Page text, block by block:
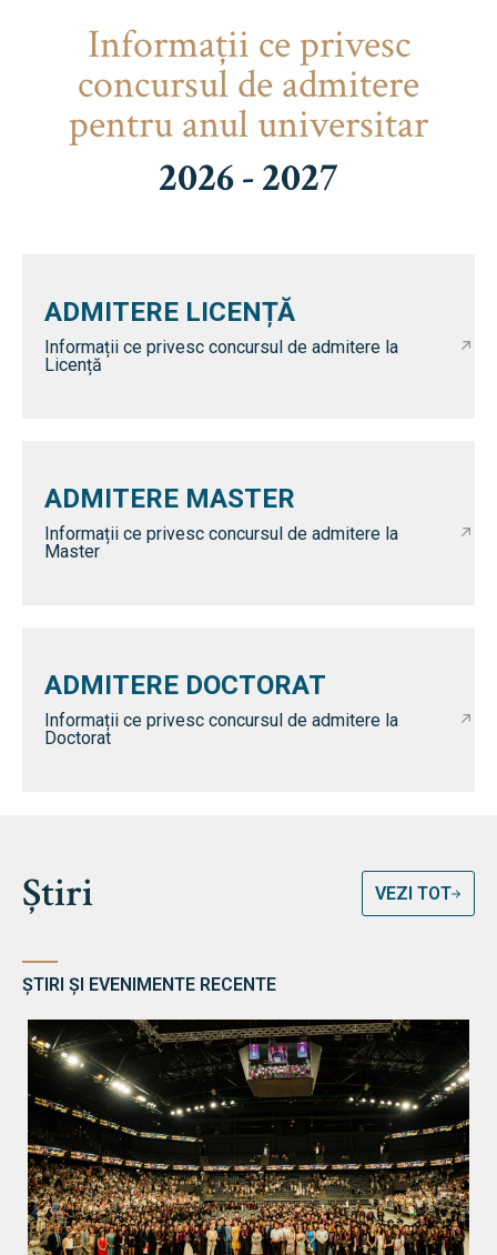
Informaţii ce privesc
concursul de admitere
pentru anul universitar
2026 - 2027
ADMITERE LICENȚĂ
Informații ce privesc concursul de admitere la
Licență
ADMITERE MASTER
Informații ce privesc concursul de admitere la
Master
ADMITERE DOCTORAT
Informații ce privesc concursul de admitere la
Doctorat
Știri VEZI TOT
ȘTIRI ȘI EVENIMENTE RECENTE